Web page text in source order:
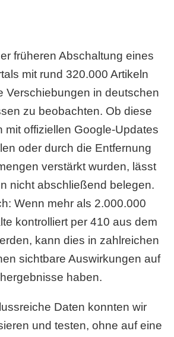
früheren Abschaltung eines
mit rund 320.000 Artikeln
Verschiebungen in deutschen
zu beobachten. Ob diese
mit offiziellen Google-Updates
oder durch die Entfernung
verstärkt wurden, lässt
nicht abschließend belegen.
Wenn mehr als 2.000.000
kontrolliert per 410 aus dem
kann dies in zahlreichen
sichtbare Auswirkungen auf
haben.
Daten konnten wir
und testen, ohne auf eine